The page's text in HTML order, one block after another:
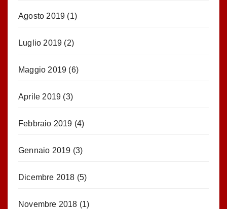
Agosto 2019 (1)
Luglio 2019 (2)
Maggio 2019 (6)
Aprile 2019 (3)
Febbraio 2019 (4)
Gennaio 2019 (3)
Dicembre 2018 (5)
Novembre 2018 (1)